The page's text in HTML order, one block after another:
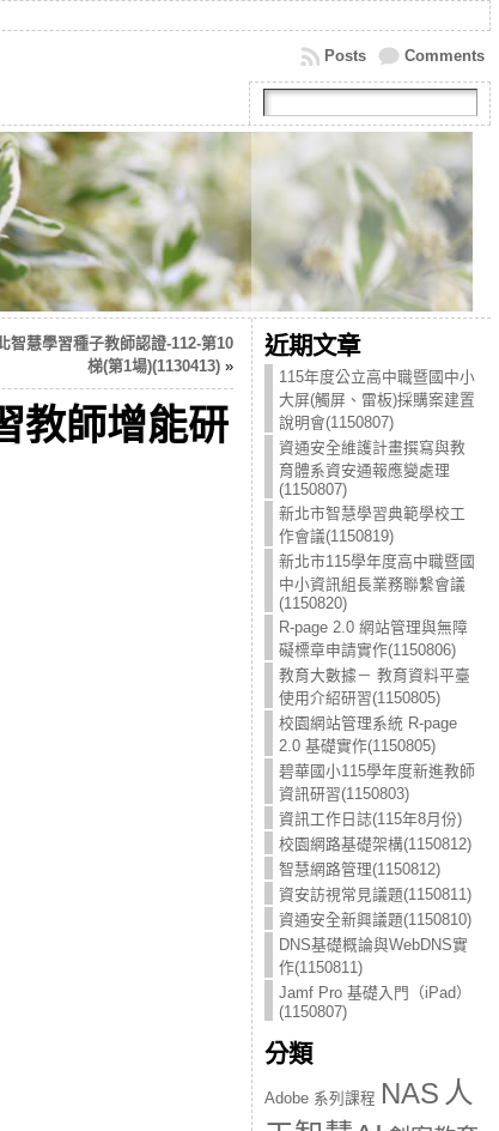
Comments
Posts
智慧學習種子教師認證-112-第10
梯(第1場)(1130413)»
教師增能研
近期文章
115年度公立高中職暨國中小
大屏(觸屏、雷板)採購案建置
說明會(1150807)
資通安全維護計畫撰寫與教
育體系資安通報應變處理
(1150807)
新北市智慧學習典範學校工
作會議(1150819)
新北市115學年度高中職暨國
中小資訊組長業務聯繫會議
(1150820)
R-page 2.0 網站管理與無障
礙標章申請實作(1150806)
教育大數據－ 教育資料平臺
使用介紹研習(1150805)
校園網站管理系統 R-page
2.0 基礎實作(1150805)
碧華國小115學年度新進教師
資訊研習(1150803)
資訊工作日誌(115年8月份)
校園網路基礎架構(1150812)
智慧網路管理(1150812)
資安訪視常見議題(1150811)
資通安全新興議題(1150810)
DNS基礎概論與WebDNS實
作(1150811)
Jamf Pro 基礎入門（iPad）
(1150807)
分類
Adobe 系列課程 NAS 人